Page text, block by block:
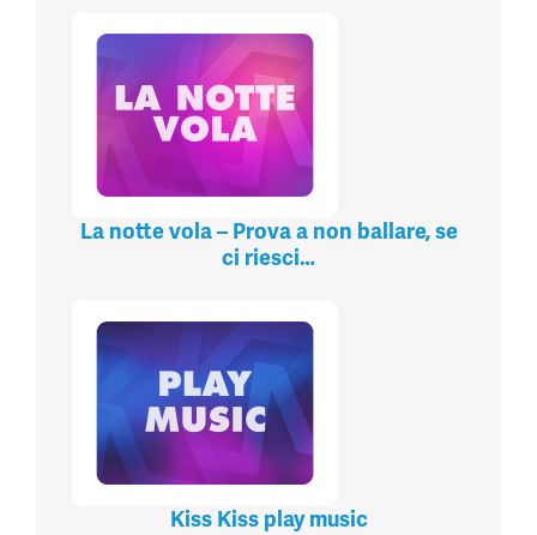
La notte vola – Prova a non ballare, se
ci riesci…
Kiss Kiss play music